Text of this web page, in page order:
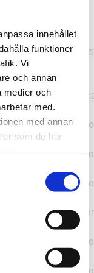
innehållet
funktioner
Vi
och annan
medier och
med.
med annan
som de har
is not a
chunks/pages/
chunks/pages/
chunks/
chunks/
chunks/
chunks/
chunks/
chunks/